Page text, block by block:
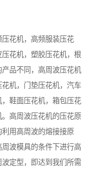
花机，高频服装压花
花机，塑胶压花机，根
品不同，高周波压花机
机，门垫压花机，汽车
鞋面压花机，箱包压花
高周波压花机的压花原
用高周波的熔接接原
波模具的条件下进行高
定型，即达到我们所需